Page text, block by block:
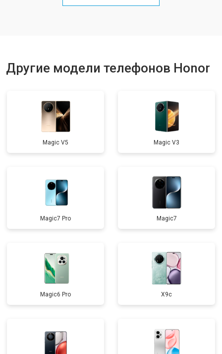
Ремонт цепи питания от 3200 ₽
Другие модели телефонов Honor
Magic V5 Magic V3
Magic7 Pro Magic7
Magic6 Pro X9c